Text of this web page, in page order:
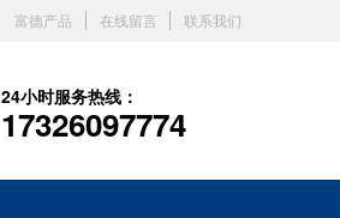
富德产品 在线留言 联系我们
24小时服务热线：
17326097774